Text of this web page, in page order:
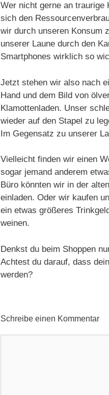
Wer nicht gerne an traurige
sich den
wir durch unseren Konsum
unserer Laune durch den
Smartphones wirklich so
Jetzt stehen wir also nach
Hand und dem Bild von
Klamottenladen. Unser
wieder auf den Stapel zu
Im Gegensatz zu unserer
Vielleicht finden wir einen
sogar jemand anderem
Büro könnten wir in der
einladen. Oder wir kaufen
ein etwas größeres
weinen.
Denkst du beim Shoppen
Achtest du darauf, dass
werden?
Schreibe einen Kommentar